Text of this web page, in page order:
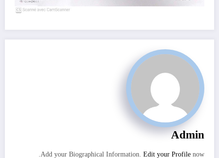
Admin
Add your Biographical Information. Edit your Profile now.